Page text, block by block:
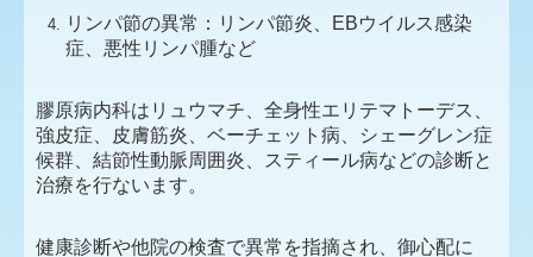
リンパ節の異常：リンパ節炎、EBウイルス感染
症、悪性リンパ腫など
膠原病内科はリュウマチ、全身性エリテマトーデス、
強皮症、皮膚筋炎、ベーチェット病、シェーグレン症
候群、結節性動脈周囲炎、スティール病などの診断と
治療を行ないます。
健康診断や他院の検査で異常を指摘され、御心配に